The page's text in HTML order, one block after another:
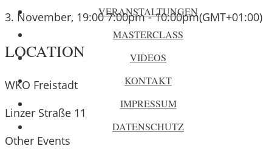
VERANSTALTUNGEN
MASTERCLASS
VIDEOS
KONTAKT
IMPRESSUM
DATENSCHUTZ
3. November, 19:00 7:00pm-10:00pm(GMT+01:00)
LOCATION
WKO Freistadt
Linzer Straße 11
Other Events